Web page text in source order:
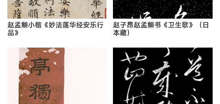
赵孟頫小楷《妙法莲华经安乐行
品》
赵子昂赵孟頫书《卫生歌》（日
本藏）